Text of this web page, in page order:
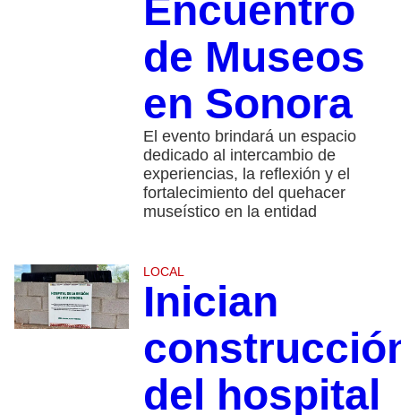
Encuentro
de Museos
en Sonora
El evento brindará un espacio
dedicado al intercambio de
experiencias, la reflexión y el
fortalecimiento del quehacer
museístico en la entidad
LOCAL
Inician
del hospital